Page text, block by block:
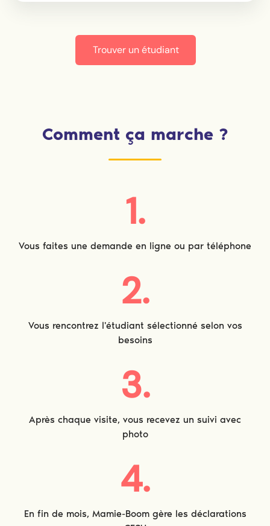
Trouver un étudiant
Comment ça marche ?
1.
Vous faites une demande en ligne ou par téléphone
2.
Vous rencontrez l'étudiant sélectionné selon vos
besoins
3.
Après chaque visite, vous recevez un suivi avec
photo
4.
En fin de mois, Mamie-Boom gère les déclarations